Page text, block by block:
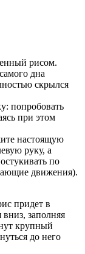
рисом.
дна
скрылся
попробовать
при этом
настоящую
руку, а
по
движения).
придет в
заполняя
крупный
до него